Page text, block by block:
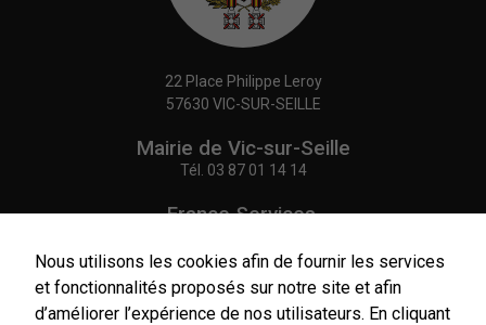
22 Place Philippe Leroy
57630 VIC-SUR-SEILLE
Mairie de Vic-sur-Seille
Tél. 03 87 01 14 14
France Services,
Tél.03 87 86 41 48
NOUS CONTACTER
Nous utilisons les cookies afin de fournir les services
et fonctionnalités proposés sur notre site et afin
d’améliorer l’expérience de nos utilisateurs. En cliquant